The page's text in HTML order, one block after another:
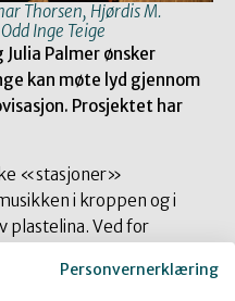
Thorsen, Hjørdis M.
Inge Teige
Julia Palmer ønsker
kan møte lyd gjennom
Prosjektet har
«stasjoner»
i kroppen og i
plastelina. Ved for
Personvernerklæring